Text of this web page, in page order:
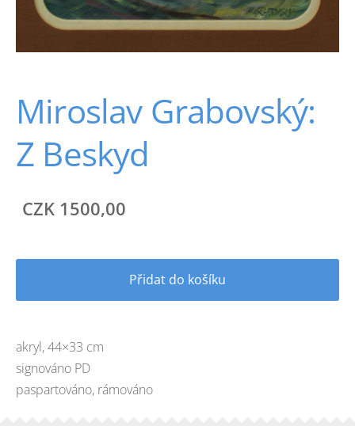
Miroslav Grabovský:
Z Beskyd
CZK 1500,00
Přidat do košíku
akryl, 44×33 cm
signováno PD
paspartováno, rámováno